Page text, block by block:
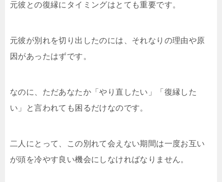
元彼との復縁にタイミングはとても重要です。
元彼が別れを切り出したのには、それなりの理由や原
因があったはずです。
なのに、ただあなたか「やり直したい」「復縁した
い」と言われても困るだけなのです。
二人にとって、この別れて会えない期間は一度お互い
が頭を冷やす良い機会にしなければなりません。